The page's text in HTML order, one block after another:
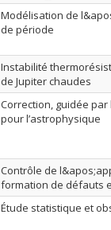
Modélisation de
de période
Instabilité
de Jupiter chaudes
Correction, guidée
pour l’astrophysique
Contrôle de
formation de défauts
Étude statistique et